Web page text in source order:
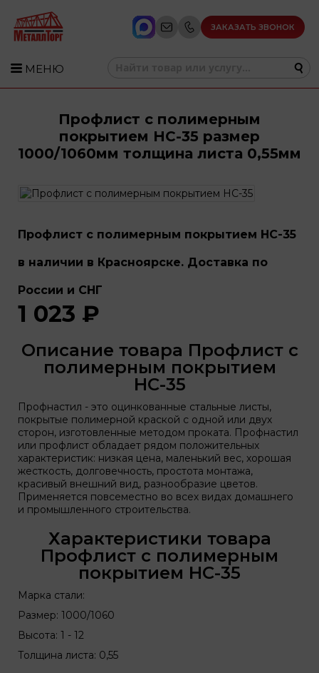
ЗАКАЗАТЬ ЗВОНОК
МЕНЮ
Профлист с полимерным
покрытием НС-35 размер
1000/1060мм толщина листа 0,55мм
Профлист с полимерным покрытием НС-35
в наличии в Красноярске. Доставка по
России и СНГ
1 023 ₽
Описание товара Профлист с
полимерным покрытием
НС-35
Профнастил - это оцинкованные стальные листы,
покрытые полимерной краской с одной или двух
сторон, изготовленные методом проката. Профнастил
или профлист обладает рядом положительных
характеристик: низкая цена, маленький вес, хорошая
жесткость, долговечность, простота монтажа,
красивый внешний вид, разнообразие цветов.
Применяется повсеместно во всех видах домашнего
и промышленного строительства.
Характеристики товара
Профлист с полимерным
покрытием НС-35
Марка стали:
Размер: 1000/1060
Высота: 1 - 12
Толщина листа: 0,55